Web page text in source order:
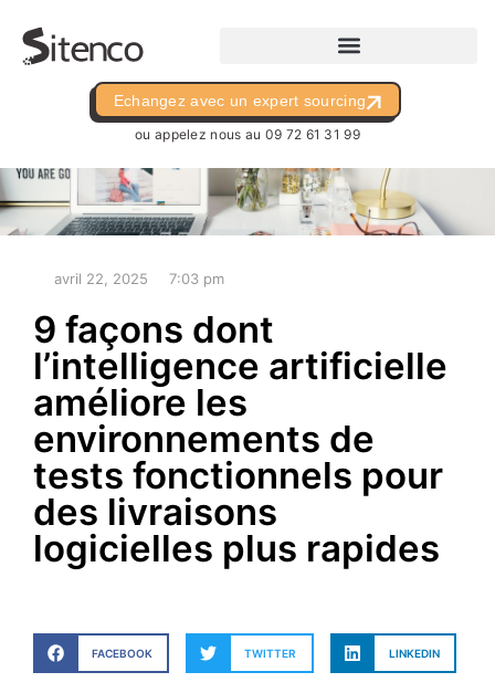
Echangez avec un expert sourcing
ou appelez nous au 09 72 61 31 99
avril 22, 2025 7:03 pm
9 façons dont
l’intelligence artificielle
améliore les
environnements de
tests fonctionnels pour
des livraisons
logicielles plus rapides
FACEBOOK TWITTER LINKEDIN